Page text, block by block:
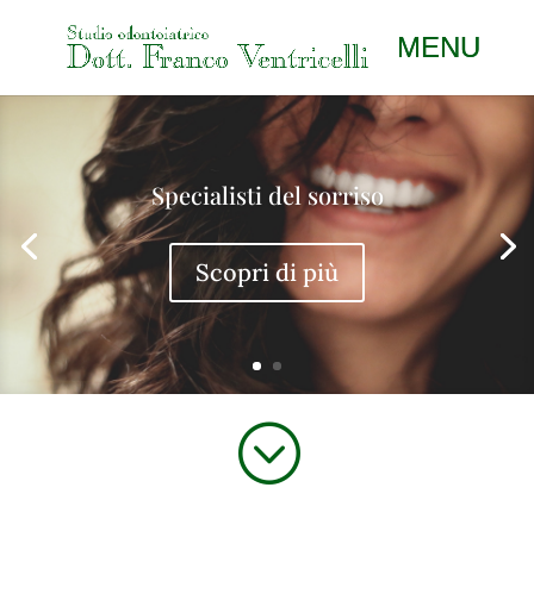
Specialisti del sorriso
Scopri di più
;